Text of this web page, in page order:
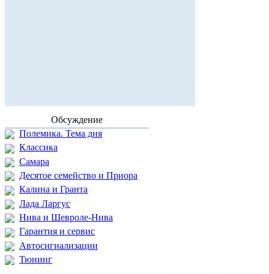
Обсуждение
Полемика. Тема дня
Классика
Самара
Десятое семейство и Приора
Калина и Гранта
Лада Ларгус
Нива и Шевроле-Нива
Гарантия и сервис
Автосигнализации
Тюнинг